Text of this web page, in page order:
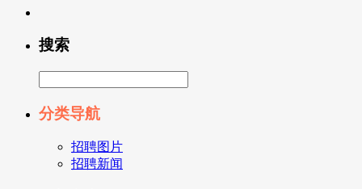
搜索
分类导航
招聘图片
招聘新闻